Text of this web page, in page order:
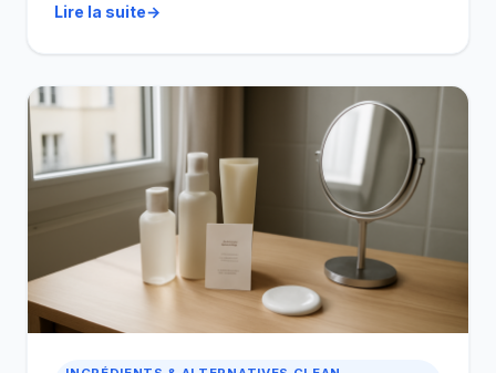
(linge de maison, beauté, mobilier pro) et les
Lire la suite